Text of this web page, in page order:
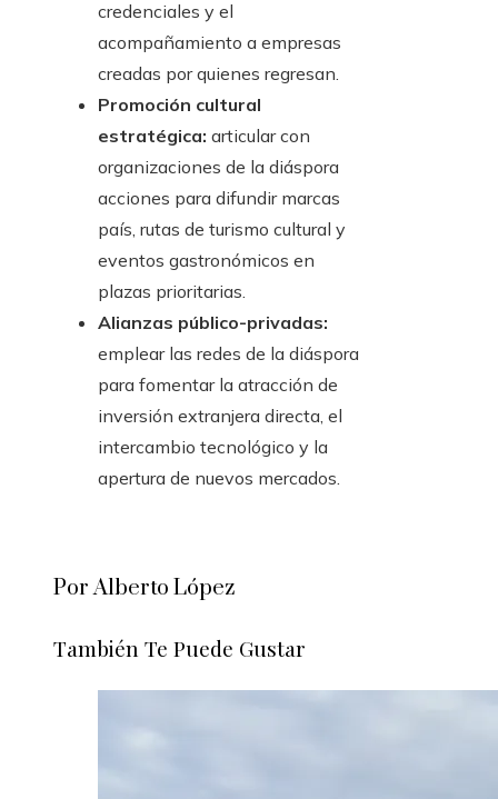
credenciales y el
acompañamiento a empresas
creadas por quienes regresan.
Promoción cultural
estratégica: articular con
organizaciones de la diáspora
acciones para difundir marcas
país, rutas de turismo cultural y
eventos gastronómicos en
plazas prioritarias.
Alianzas público-privadas:
emplear las redes de la diáspora
para fomentar la atracción de
inversión extranjera directa, el
intercambio tecnológico y la
apertura de nuevos mercados.
Por Alberto López
También Te Puede Gustar